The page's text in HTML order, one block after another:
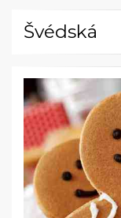
Švédská